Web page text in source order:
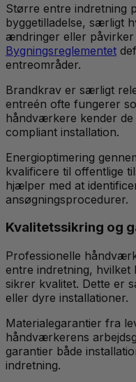
Større entre indretning
byggetilladelse, særligt
ændringer eller påvirker
Bygningsreglementet
entreområder.
Brandkrav er særligt
entreén ofte fungerer
håndværkere kender
compliant installation.
Energioptimering
kvalificere til offentlige
hjælper med at
ansøgningsprocedurer.
Kvalitetssikring og
Professionelle
entre indretning, hvilket
sikrer kvalitet. Dette er
eller dyre installationer.
Materialegarantier fra
håndværkerens
garantier både
indretning.